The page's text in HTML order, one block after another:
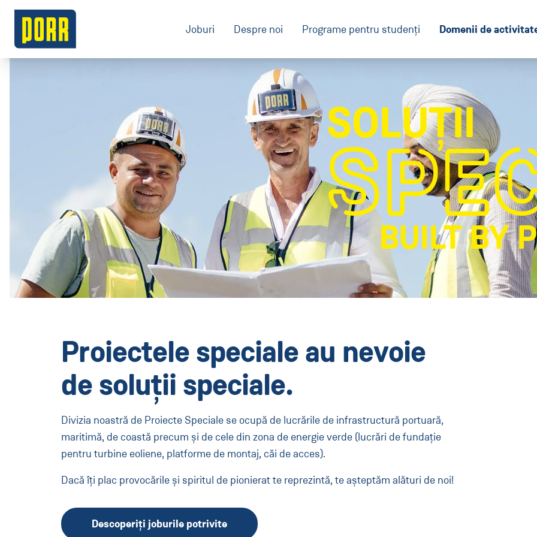
Joburi Despre noi Programe pentru studenți Domenii de
SOLUȚII
BUILT BY
Proiectele speciale au nevoie
de soluții speciale.
Divizia noastră de Proiecte Speciale se ocupă de lucrările de infrastructură portuară,
maritimă, de coastă precum și de cele din zona de energie verde (lucrări de fundație
pentru turbine eoliene, platforme de montaj, căi de acces).
Dacă îți plac provocările și spiritul de pionierat te reprezintă, te așteptăm alături de noi!
Descoperiți joburile potrivite